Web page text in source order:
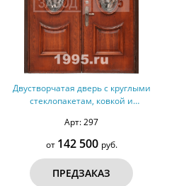
Двустворчатая дверь с круглыми
стеклопакетам, ковкой и
Арт: 297
от 142 500 руб.
ПРЕДЗАКАЗ